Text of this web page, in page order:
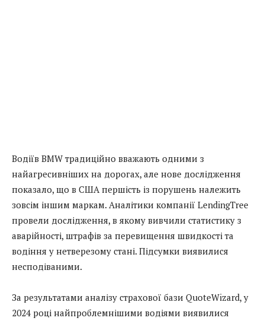
Водіїв BMW традиційно вважають одними з
найагресивніших на дорогах, але нове дослідження
показало, що в США першість із порушень належить
зовсім іншим маркам. Аналітики компанії LendingTree
провели дослідження, в якому вивчили статистику з
аварійності, штрафів за перевищення швидкості та
водіння у нетверезому стані. Підсумки виявилися
несподіваними.
За результатами аналізу страхової бази QuoteWizard, у
2024 році найпроблемнішими водіями виявилися